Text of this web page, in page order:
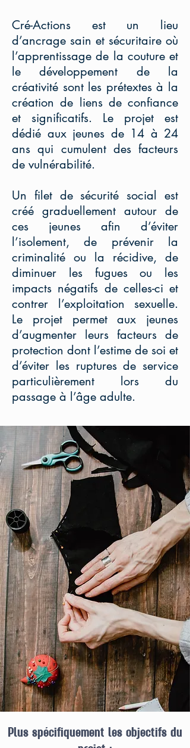
Cré-Actions est un lieu
d’ancrage sain et sécuritaire où
l’apprentissage de la couture et
le développement de la
créativité sont les prétextes à la
création de liens de confiance
et significatifs. Le projet est
dédié aux jeunes de 14 à 24
ans qui cumulent des facteurs
de vulnérabilité.
Un filet de sécurité social est
créé graduellement autour de
ces jeunes afin d’éviter
l’isolement, de prévenir la
criminalité ou la récidive, de
diminuer les fugues ou les
impacts négatifs de celles-ci et
contrer l’exploitation sexuelle.
Le projet permet aux jeunes
d’augmenter leurs facteurs de
protection dont l’estime de soi et
d’éviter les ruptures de service
particulièrement lors du
passage à l’âge adulte.
Plus spécifiquement les objectifs du